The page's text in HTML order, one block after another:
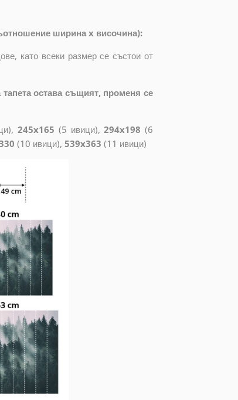
ширина x височина):
като всеки размер се състои от
остава същият, променя се
245x165 (5 ивици),294x198 (6
(10 ивици), 539x363 (11 ивици)